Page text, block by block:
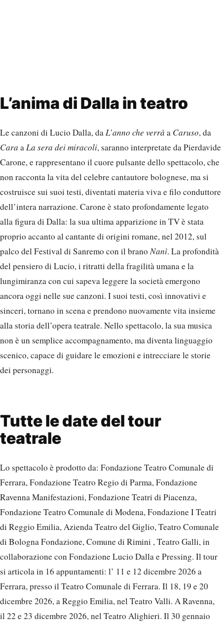
L’anima di Dalla in teatro
Le canzoni di Lucio Dalla, daL’anno che verrà a Caruso, da
Cara aLa sera dei miracoli, saranno interpretate da Pierdavide
Carone, e rappresentano il cuore pulsante dello spettacolo, che
non racconta la vita del celebre cantautore bolognese, ma si
costruisce sui suoi testi, diventati materia viva e filo conduttore
dell’intera narrazione. Carone è stato profondamente legato
alla figura di Dalla: la sua ultima apparizione in TV è stata
proprio accanto al cantante di origini romane, nel 2012, sul
palco del Festival di Sanremo con il branoNanì. La profondità
del pensiero di Lucio, i ritratti della fragilità umana e la
lungimiranza con cui sapeva leggere la società emergono
ancora oggi nelle sue canzoni. I suoi testi, così innovativi e
sinceri, tornano in scena e prendono nuovamente vita insieme
alla storia dell’opera teatrale. Nello spettacolo, la sua musica
non è un semplice accompagnamento, ma diventa linguaggio
scenico, capace di guidare le emozioni e intrecciare le storie
dei personaggi.
Tutte le date del tour
teatrale
Lo spettacolo è prodotto da: Fondazione Teatro Comunale di
Ferrara, Fondazione Teatro Regio di Parma, Fondazione
Ravenna Manifestazioni, Fondazione Teatri di Piacenza,
Fondazione Teatro Comunale di Modena, Fondazione I Teatri
di Reggio Emilia, Azienda Teatro del Giglio, Teatro Comunale
di Bologna Fondazione, Comune di Rimini , Teatro Galli, in
collaborazione con Fondazione Lucio Dalla e Pressing. Il tour
si articola in 16 appuntamenti: l’ 11 e 12 dicembre 2026 a
Ferrara, presso il Teatro Comunale di Ferrara. Il 18, 19 e 20
dicembre 2026, a Reggio Emilia, nel Teatro Valli. A Ravenna,
il 22 e 23 dicembre 2026, nel Teatro Alighieri. Il 30 gennaio